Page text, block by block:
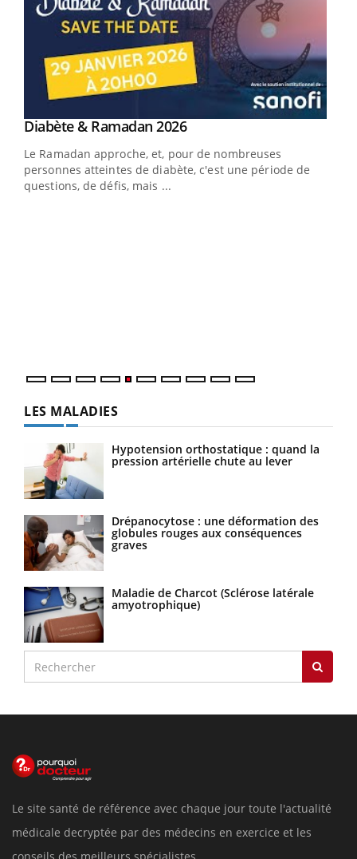
Youtube
Diabète & Ramadan 2026Youtube
Le Ramadan approche, et, pour de nombreuses
personnes atteintes de diabète, c'est une période de
questions, de défis, mais ...
LES MALADIES
Hypotension orthostatique : quand la
pression artérielle chute au lever
Drépanocytose : une déformation des
globules rouges aux conséquences
graves
Maladie de Charcot (Sclérose latérale
amyotrophique)
Le site santé de référence avec chaque jour toute l'actualité
médicale decryptée par des médecins en exercice et les